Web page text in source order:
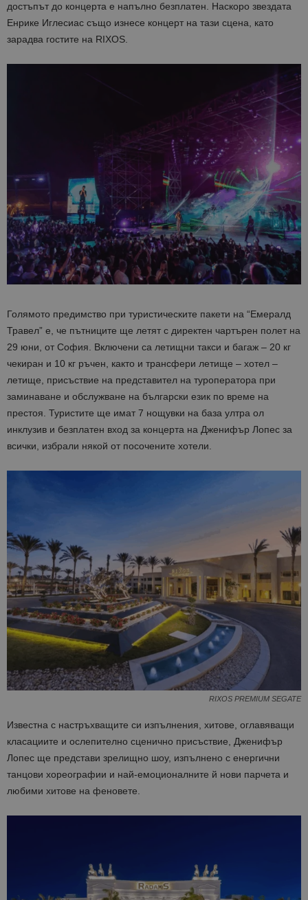
достъпът до концерта е напълно безплатен. Наскоро звездата
Енрике Иглесиас също изнесе концерт на тази сцена, като
зарадва гостите на RIXOS.
Голямото предимство при туристическите пакети на “Емералд
Травел” е, че пътниците ще летят с директен чартърен полет на
29 юни, от София. Включени са летищни такси и багаж – 20 кг
чекиран и 10 кг ръчен, както и трансфери летище – хотел –
летище, присъствие на представител на туроператора при
заминаване и обслужване на български език по време на
престоя. Туристите ще имат 7 нощувки на база ултра ол
инклузив и безплатен вход за концерта на Дженифър Лопес за
всички, избрали някой от посочените хотели.
RIXOS PREMIUM SEGATE
Известна с настръхващите си изпълнения, хитове, оглавяващи
класациите и ослепително сценично присъствие, Дженифър
Лопес ще представи зрелищно шоу, изпълнено с енергични
танцови хореографии и най-емоционалните й нови парчета и
любими хитове на феновете.